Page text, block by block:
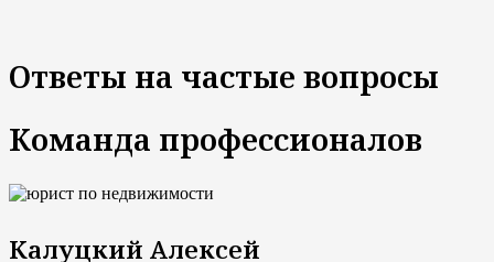
Ответы на частые вопросы
Команда профессионалов
Калуцкий Алексей